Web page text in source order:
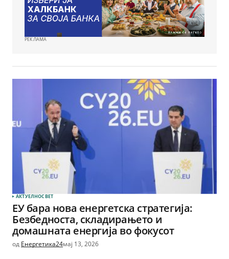
РЕКЛАМА
АКТУЕЛНОСВЕТ
ЕУ бара нова енергетска стратегија:
Безбедноста, складирањето и
домашната енергија во фокусот
од Енергетика24мај 13, 2026